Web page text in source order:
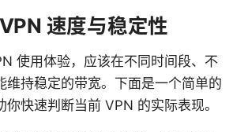
速度与稳定性
使用体验，应该在不同时间段、不
维持稳定的带宽。下面是一个简单的
你快速判断当前 VPN 的实际表现。